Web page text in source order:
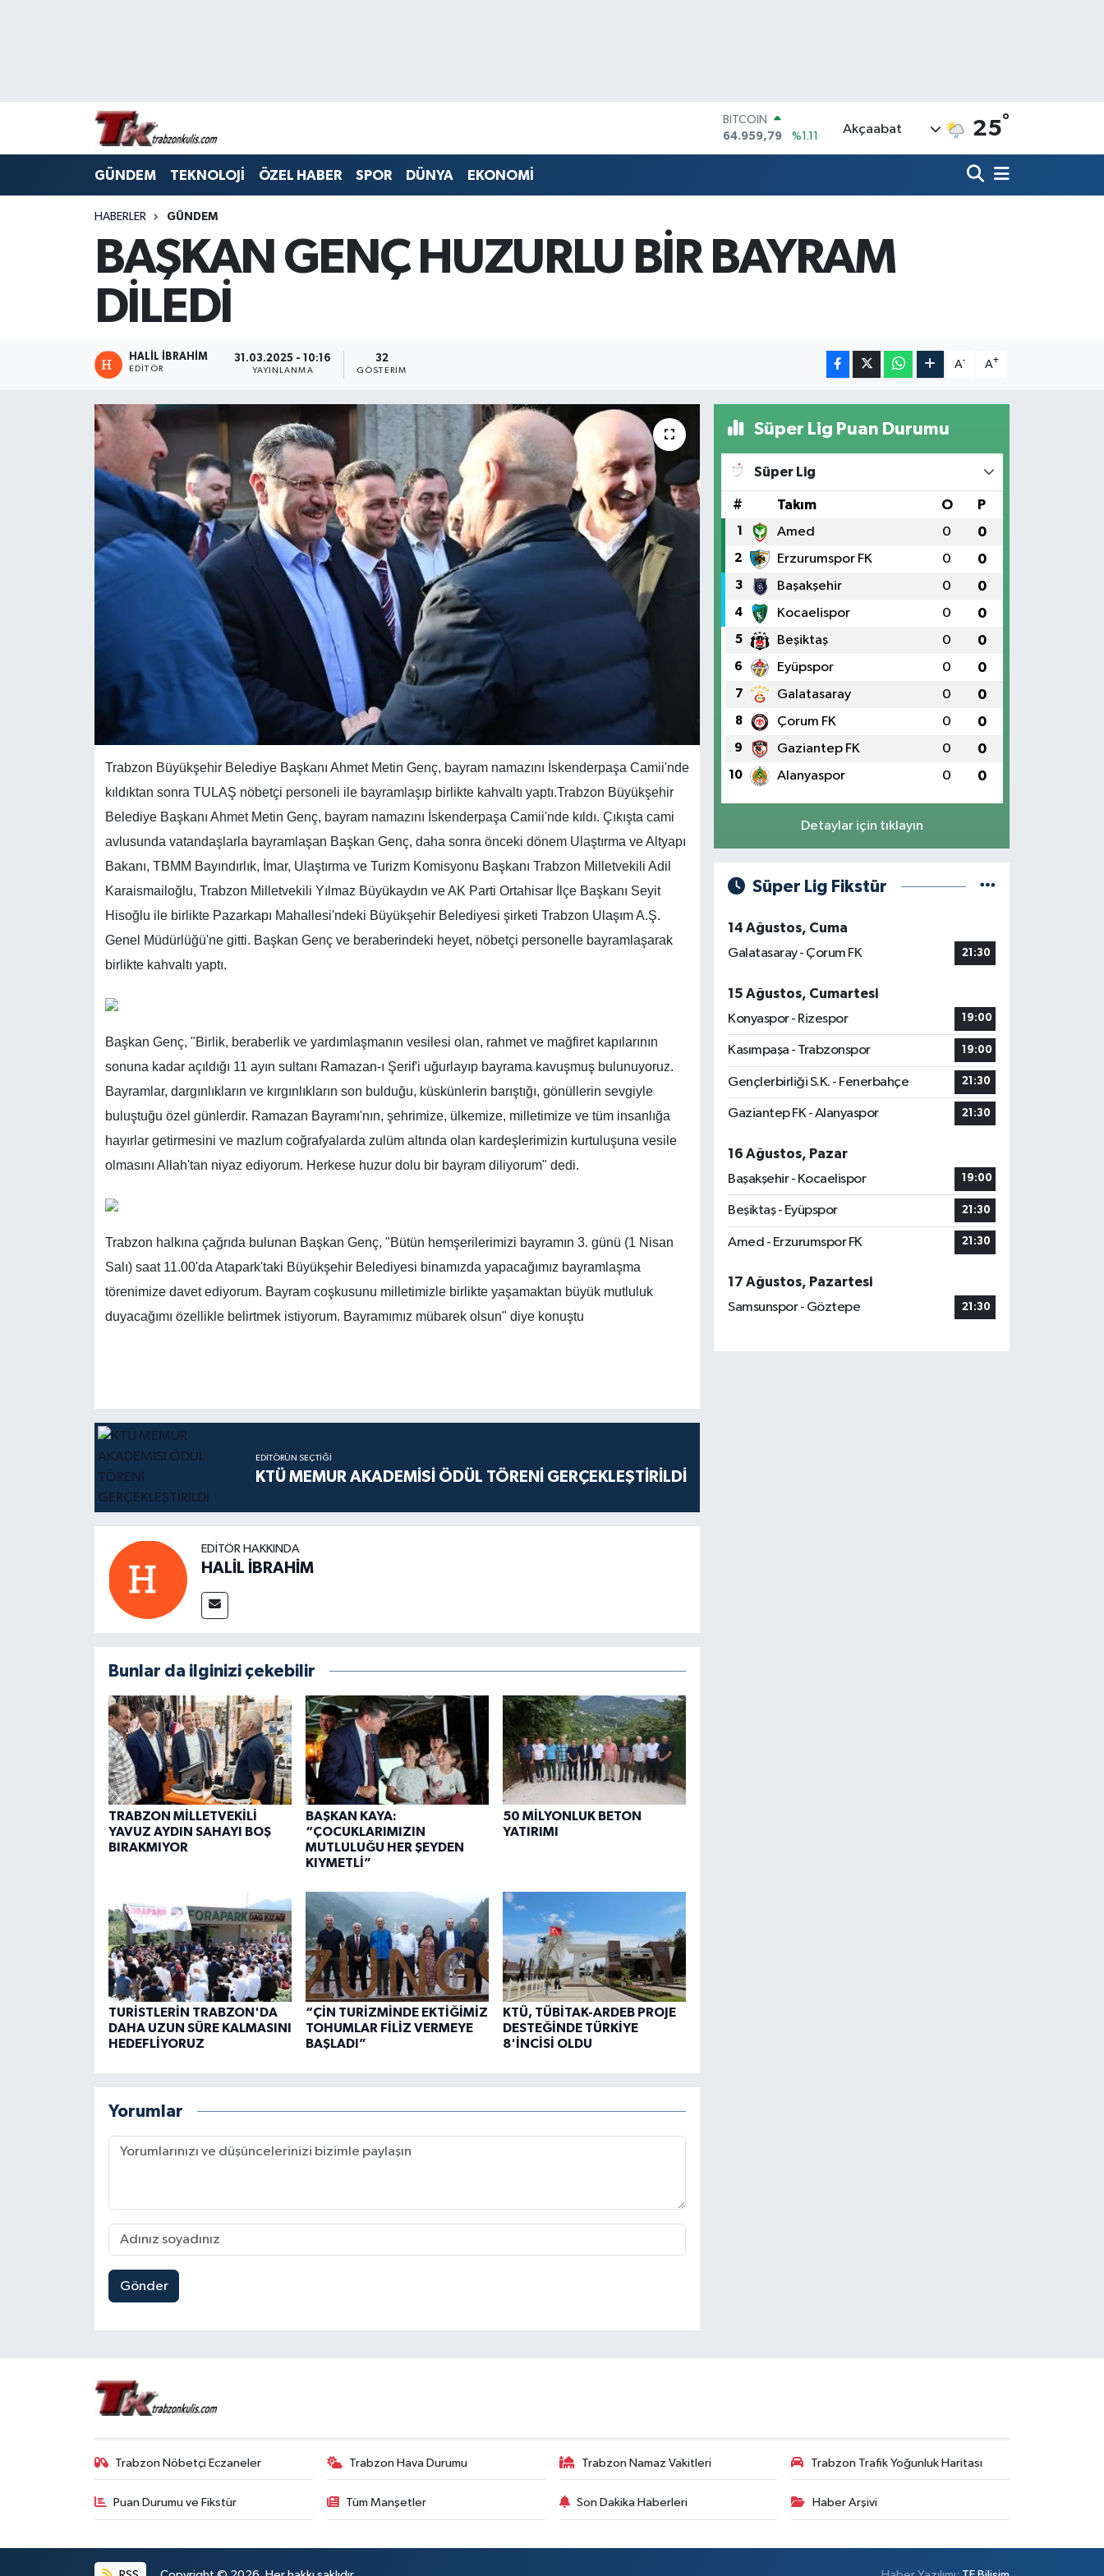
BITCOIN
64.959,79
%1.11
GRAM ALTIN
6660.55
%0.03
Akçaabat 25°
GÜNDEM TEKNOLOJİ ÖZEL HABER SPOR DÜNYA EKONOMİ
HABERLER GÜNDEM
BAŞKAN GENÇ HUZURLU BİR BAYRAM
DİLEDİ
HALİL İBRAHİM
EDITÖR
31.03.2025 - 10:16
YAYINLANMA
32
GÖSTERIM
A- A+
Trabzon Büyükşehir Belediye Başkanı Ahmet Metin Genç, bayram namazını İskenderpaşa Camii'nde
kıldıktan sonra TULAŞ nöbetçi personeli ile bayramlaşıp birlikte kahvaltı yaptı.Trabzon Büyükşehir
Belediye Başkanı Ahmet Metin Genç, bayram namazını İskenderpaşa Camii'nde kıldı. Çıkışta cami
avlusunda vatandaşlarla bayramlaşan Başkan Genç, daha sonra önceki dönem Ulaştırma ve Altyapı
Bakanı, TBMM Bayındırlık, İmar, Ulaştırma ve Turizm Komisyonu Başkanı Trabzon Milletvekili Adil
Karaismailoğlu, Trabzon Milletvekili Yılmaz Büyükaydın ve AK Parti Ortahisar İlçe Başkanı Seyit
Hisoğlu ile birlikte Pazarkapı Mahallesi'ndeki Büyükşehir Belediyesi şirketi Trabzon Ulaşım A.Ş.
Genel Müdürlüğü'ne gitti. Başkan Genç ve beraberindeki heyet, nöbetçi personelle bayramlaşarak
birlikte kahvaltı yaptı.
Başkan Genç, "Birlik, beraberlik ve yardımlaşmanın vesilesi olan, rahmet ve mağfiret kapılarının
sonuna kadar açıldığı 11 ayın sultanı Ramazan-ı Şerif'i uğurlayıp bayrama kavuşmuş bulunuyoruz.
Bayramlar, dargınlıkların ve kırgınlıkların son bulduğu, küskünlerin barıştığı, gönüllerin sevgiyle
buluştuğu özel günlerdir. Ramazan Bayramı'nın, şehrimize, ülkemize, milletimize ve tüm insanlığa
hayırlar getirmesini ve mazlum coğrafyalarda zulüm altında olan kardeşlerimizin kurtuluşuna vesile
olmasını Allah'tan niyaz ediyorum. Herkese huzur dolu bir bayram diliyorum" dedi.
Trabzon halkına çağrıda bulunan Başkan Genç, "Bütün hemşerilerimizi bayramın 3. günü (1 Nisan
Salı) saat 11.00'da Atapark'taki Büyükşehir Belediyesi binamızda yapacağımız bayramlaşma
törenimize davet ediyorum. Bayram coşkusunu milletimizle birlikte yaşamaktan büyük mutluluk
duyacağımı özellikle belirtmek istiyorum. Bayramımız mübarek olsun" diye konuştu
EDITÖRÜN SEÇTIĞI
KTÜ MEMUR AKADEMİSİ ÖDÜL TÖRENİ GERÇEKLEŞTİRİLDİ
EDITÖR HAKKINDA
HALİL İBRAHİM
Bunlar da ilginizi çekebilir
TRABZON MİLLETVEKİLİ
YAVUZ AYDIN SAHAYI BOŞ
BIRAKMIYOR
BAŞKAN KAYA:
“ÇOCUKLARIMIZIN
MUTLULUĞU HER ŞEYDEN
KIYMETLİ”
50 MİLYONLUK BETON
YATIRIMI
TURİSTLERİN TRABZON'DA
DAHA UZUN SÜRE KALMASINI
HEDEFLİYORUZ
“ÇİN TURİZMİNDE EKTİĞİMİZ
TOHUMLAR FİLİZ VERMEYE
BAŞLADI”
KTÜ, TÜBİTAK-ARDEB PROJE
DESTEĞİNDE TÜRKİYE
8'İNCİSİ OLDU
Yorumlar
Gönder
Süper Lig Puan Durumu
Süper Lig
# Takım O P
1 Amed 0 0
2 Erzurumspor FK 0 0
3 Başakşehir 0 0
4 Kocaelispor 0 0
5 Beşiktaş 0 0
6 Eyüpspor 0 0
7 Galatasaray 0 0
8 Çorum FK 0 0
9 Gaziantep FK 0 0
10 Alanyaspor 0 0
Detaylar için tıklayın
Süper Lig Fikstür
14 Ağustos, Cuma
Galatasaray - Çorum FK
21:30
15 Ağustos, Cumartesi
Konyaspor - Rizespor
19:00
Kasımpaşa - Trabzonspor 19:00
Gençlerbirliği S.K. - Fenerbahçe 21:30
Gaziantep FK - Alanyaspor 21:30
16 Ağustos, Pazar
Başakşehir - Kocaelispor
19:00
Beşiktaş - Eyüpspor 21:30
Amed - Erzurumspor FK 21:30
17 Ağustos, Pazartesi
Samsunspor - Göztepe
21:30
Trabzon Nöbetçi Eczaneler Trabzon Hava Durumu Trabzon Namaz Vakitleri Trabzon Trafik Yoğunluk Haritası
Puan Durumu ve Fikstür Tüm Manşetler Son Dakika Haberleri Haber Arşivi
Trabzon Namaz Vakitleri
Tüm Manşetler
Son Dakika Haberleri
Haber Arşivi